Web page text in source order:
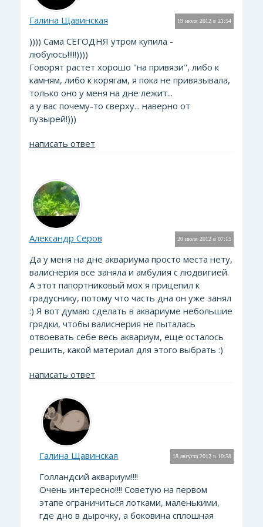
19 июля 2012 в 21:54
Галина Щавинская
)))) Сама СЕГОДНЯ утром купила -
любуюсь!!!!!))))
Говорят растет хорошо "на привязи", либо к
камням, либо к корягам, я пока не привязывала,
только оно у меня на дне лежит...
а у вас почему-то сверху... наверно от
пузырей!)))
написать ответ
20 июля 2012 в 07:15
Александр Серов
Да у меня на дне аквариума просто места нету,
валиснерия все заняла и амбулия с людвигией.
А этот папортниковый мох я прицепил к
градуснику, потому что часть дна он уже занял
:) Я вот думаю сделать в аквариуме небольшие
грядки, чтобы валиснерия не пыталась
отвоевать себе весь аквариум, еще осталось
решить, какой материал для этого выбрать :)
написать ответ
18 августа 2012 в 10:58
Галина Щавинская
Голландсий аквариум!!!!
Очень интересно!!!! Советую на первом
этапе ограничиться лотками, маленькими,
где дно в дырочку, а боковина сплошная